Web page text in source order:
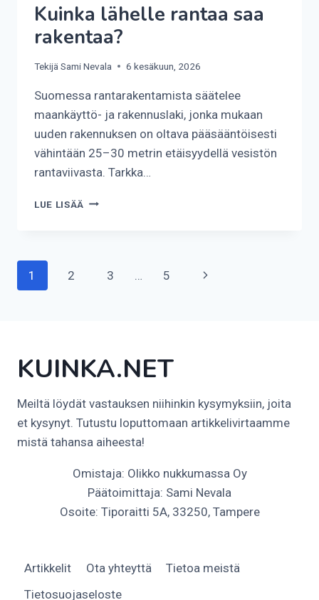
Kuinka lähelle rantaa saa
rakentaa?
Tekijä Sami Nevala 6 kesäkuun, 2026
Suomessa rantarakentamista säätelee
maankäyttö- ja rakennuslaki, jonka mukaan
uuden rakennuksen on oltava pääsääntöisesti
vähintään 25–30 metrin etäisyydellä vesistön
rantaviivasta. Tarkka…
LUE LISÄÄ KUINKA
Sivunavigointi
1 2 3 … 5
Seuraava
KUINKA.NET
Meiltä löydät vastauksen niihinkin kysymyksiin, joita
et kysynyt. Tutustu loputtomaan artikkelivirtaamme
mistä tahansa aiheesta!
Omistaja: Olikko nukkumassa Oy
Päätoimittaja: Sami Nevala
Osoite: Tiporaitti 5A, 33250, Tampere
Artikkelit Ota yhteyttä
Tietoa meistä
Tietosuojaseloste